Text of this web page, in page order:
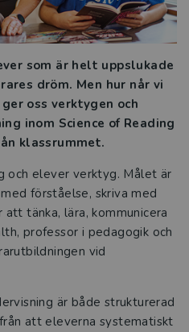
bygg upp
och skrivinlärning
förmågan
– att arbeta
mellanstadiet
som är helt uppslukade
dröm. Men hur når vi
ger oss verktygen och
inom Science of Reading
klassrummet.
och elever verktyg. Målet är
förståelse, skriva med
tänka, lära, kommunicera
professor i pedagogik och
vid
är både strukturerad
att eleverna systematiskt